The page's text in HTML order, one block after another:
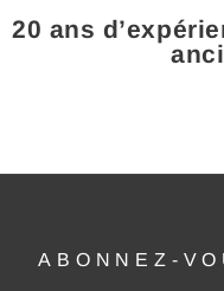
20 ans
ABONNEZ-